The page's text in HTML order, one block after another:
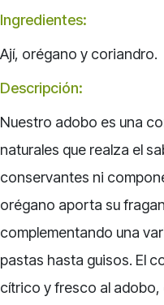
Ingredientes:
Ají, orégano y coriandro.
Descripción:
Nuestro adobo es una
naturales que realza el
conservantes ni
orégano aporta su
complementando una
pastas hasta guisos. El
cítrico y fresco al